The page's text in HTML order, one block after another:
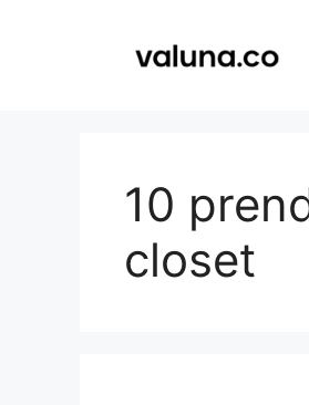
10
closet